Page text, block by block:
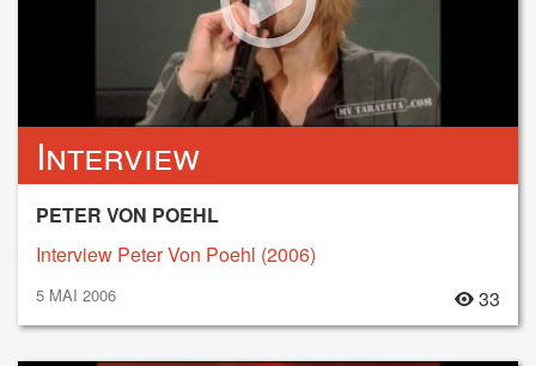
Interview
PETER VON POEHL
Interview Peter Von Poehl (2006)
5 MAI 2006 33